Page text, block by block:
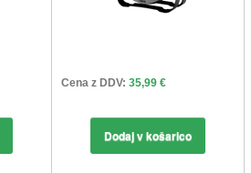
Cena z DDV: 35,99 €
Dodaj v košarico